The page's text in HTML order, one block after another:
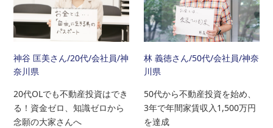
神谷 匡美さん/20代/会社員/神
奈川県
20代OLでも不動産投資はでき
る！資金ゼロ、知識ゼロから
念願の大家さんへ
林 義徳さん/50代/会社員/神奈
川県
50代から不動産投資を始め、
3年で年間家賃収入1,500万円
を達成